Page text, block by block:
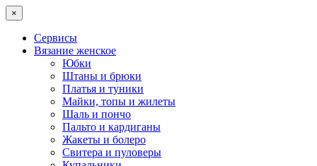
×
Сервисы
Вязание женское
Юбки
Штаны и брюки
Платья и туники
Майки, топы и жилеты
Шаль и пончо
Пальто и кардиганы
Жакеты и болеро
Свитера и пуловеры